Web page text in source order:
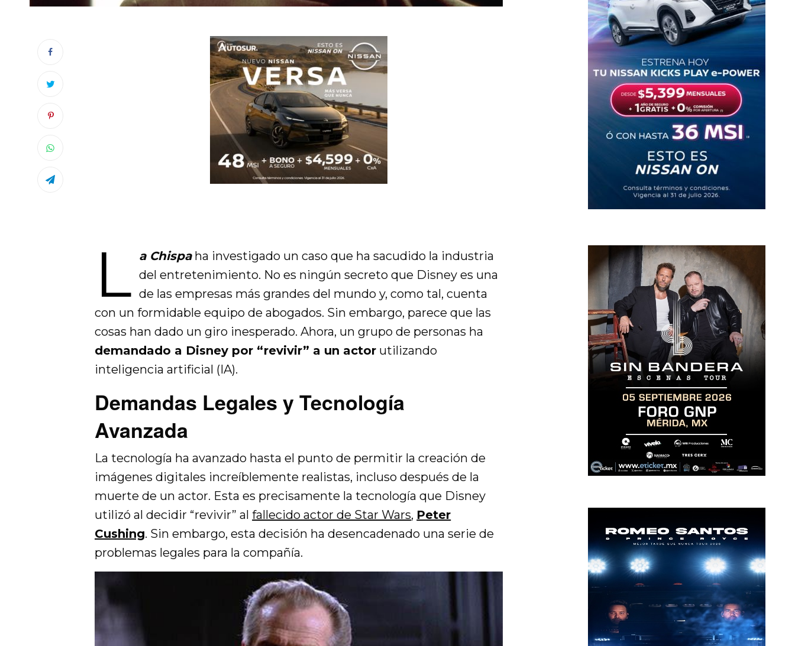
L a Chispa ha investigado un caso que ha sacudido la industria
del entretenimiento. No es ningún secreto que Disney es una
de las empresas más grandes del mundo y, como tal, cuenta
con un formidable equipo de abogados. Sin embargo, parece que las
cosas han dado un giro inesperado. Ahora, un grupo de personas ha
demandado a Disney por “revivir” a un actor utilizando
inteligencia artificial (IA).
Demandas Legales y Tecnología
Avanzada
La tecnología ha avanzado hasta el punto de permitir la creación de
imágenes digitales increíblemente realistas, incluso después de la
muerte de un actor. Esta es precisamente la tecnología que Disney
utilizó al decidir “revivir” alfallecido actor de Star Wars, Peter
Cushing. Sin embargo, esta decisión ha desencadenado una serie de
problemas legales para la compañía.